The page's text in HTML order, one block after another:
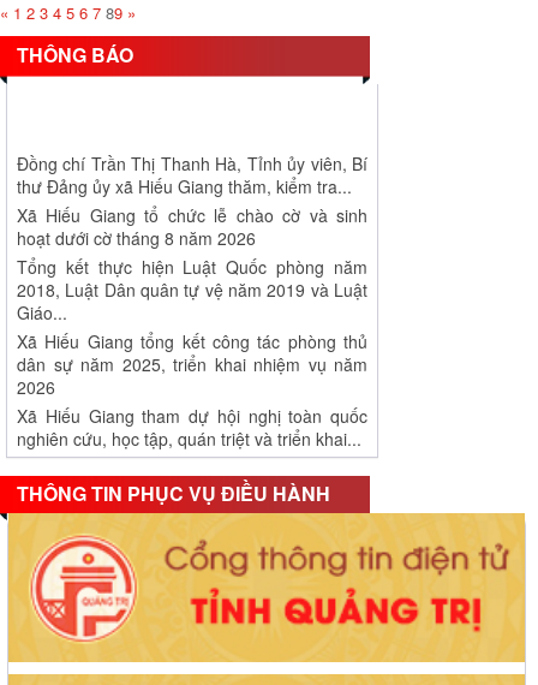
« 1 2 3 4 5 6 7 89 »
THÔNG BÁO
Xã Hiếu Giang tổ chức lễ chào cờ và sinh
hoạt dưới cờ tháng 8 năm 2026
Tổng kết thực hiện Luật Quốc phòng năm
2018, Luật Dân quân tự vệ năm 2019 và Luật
Giáo...
Xã Hiếu Giang tổng kết công tác phòng thủ
dân sự năm 2025, triển khai nhiệm vụ năm
2026
Xã Hiếu Giang tham dự hội nghị toàn quốc
nghiên cứu, học tập, quán triệt và triển khai...
THÔNG TIN PHỤC VỤ ĐIỀU HÀNH